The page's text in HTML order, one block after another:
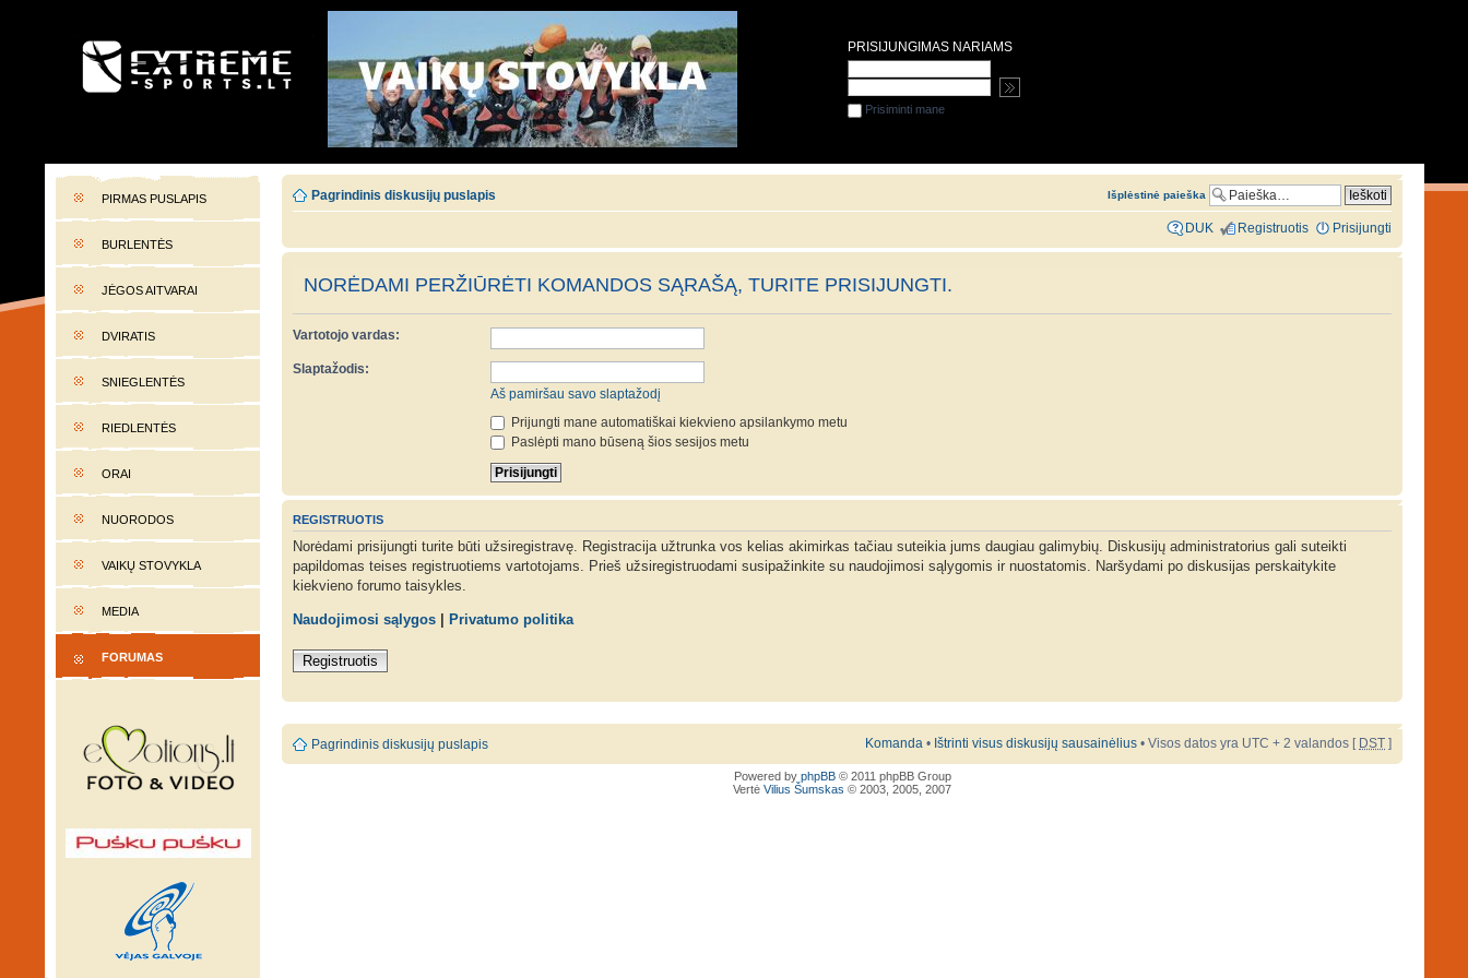
EXTREME-SPORTS.LT
PIRMAS PUSLAPIS
BURLENTĖS
JĖGOS AITVARAI
DVIRATIS
SNIEGLENTĖS
RIEDLENTĖS
ORAI
NUORODOS
VAIKŲ STOVYKLA
MEDIA
FORUMAS
Pagrindinis diskusijų puslapis Išplėstinė paieška
DUK Registruotis Prisijungti
NORĖDAMI PERŽIŪRĖTI KOMANDOS SĄRAŠĄ, TURITE PRISIJUNGTI.
Vartotojo vardas:
Slaptažodis:
Aš pamiršau savo slaptažodį
Prijungti mane automatiškai kiekvieno apsilankymo metu
Paslėpti mano būseną šios sesijos metu
REGISTRUOTIS
Norėdami prisijungti turite būti užsiregistravę. Registracija užtrunka vos kelias akimirkas tačiau suteikia jums daugiau galimybių. Diskusijų administratorius gali suteikti
papildomas teises registruotiems vartotojams. Prieš užsiregistruodami susipažinkite su naudojimosi sąlygomis ir nuostatomis. Naršydami po diskusijas perskaitykite
kiekvieno forumo taisykles.
Naudojimosi sąlygos Privatumo politika
Registruotis
Pagrindinis diskusijų puslapis Komanda • Ištrinti visus diskusijų sausainėlius • Visos datos yra UTC + 2 valandos [ DST ]
Powered by phpBB© 2011 phpBB Group
Vertė Vilius Šumskas © 2003, 2005, 2007
PRISIJUNGIMAS NARIAMS
Prisiminti mane